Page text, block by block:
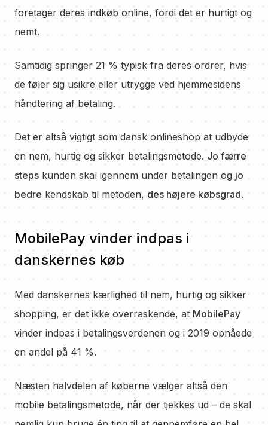
foretager deres indkøb online, fordi det er hurtigt og
nemt.
Samtidig springer 21 % typisk fra deres ordrer, hvis
de føler sig usikre eller utrygge ved hjemmesidens
håndtering af betaling.
Det er altså vigtigt som dansk onlineshop at udbyde
en nem, hurtig og sikker betalingsmetode. Jo færre
steps kunden skal igennem under betalingen og jo
bedre kendskab til metoden, des højere købsgrad.
MobilePay vinder indpas i
danskernes køb
Med danskernes kærlighed til nem, hurtig og sikker
shopping, er det ikke overraskende, at MobilePay
vinder indpas i betalingsverdenen og i 2019 opnåede
en andel på 41 %.
Næsten halvdelen af køberne vælger altså den
mobile betalingsmetode, når der tjekkes ud – de skal